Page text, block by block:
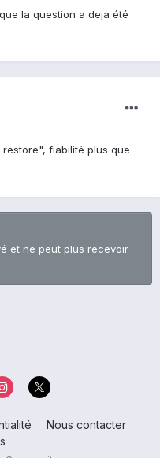
la question a deja été
fiabilité plus que
et ne peut plus recevoir
Nous contacter